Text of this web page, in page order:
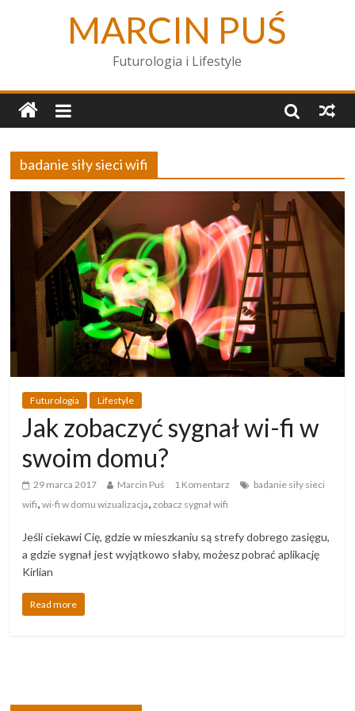
MARCIN PUŚ
Futurologia i Lifestyle
badanie siły sieci wifi
Futurologia Lifestyle
Jak zobaczyć sygnał wi-fi w
swoim domu?
29 marca 2017 Marcin Puś 1 Komentarz
badanie siły sieci
wifi,wi-fi w domu wizualizacja,zobacz sygnał wifi
Jeśli ciekawi Cię, gdzie w mieszkaniu są strefy dobrego zasięgu,
a gdzie sygnał jest wyjątkowo słaby, możesz pobrać aplikację
Kirlian
Read more